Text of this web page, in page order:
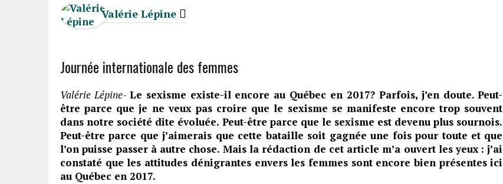
LE RENDEZ-VOUS DES BOLIDES
Valérie Lépine
Journée internationale des femmes
Valérie Lépine- Le sexisme existe-il encore au Québec en 2017? Parfois, j’en doute. Peut-
être parce que je ne veux pas croire que le sexisme se manifeste encore trop souvent
dans notre société dite évoluée. Peut-être parce que le sexisme est devenu plus sournois.
Peut-être parce que j’aimerais que cette bataille soit gagnée une fois pour toute et que
l’on puisse passer à autre chose. Mais la rédaction de cet article m’a ouvert les yeux : j’ai
constaté que les attitudes dénigrantes envers les femmes sont encore bien présentes ici
au Québec en 2017.